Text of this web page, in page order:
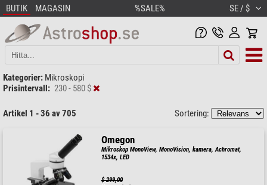
BUTIK MAGASIN %SALE% SE / $
Kategorier: Mikroskopi
Prisintervall: 230 - 580 $
Artikel 1 - 36 av 705 Sortering:
Omegon
Mikroskop MonoView, MonoVision, kamera, Achromat,
1534x, LED
$ 299,00